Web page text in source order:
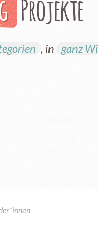
Projekte
, in ganz